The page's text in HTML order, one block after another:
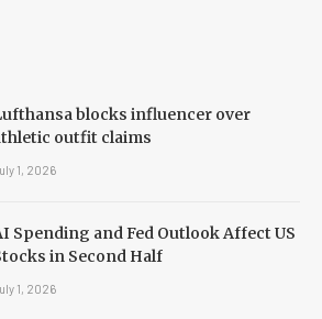
blocks influencer over
outfit claims
1, 2026
Spending and Fed Outlook Affect US
in Second Half
1, 2026